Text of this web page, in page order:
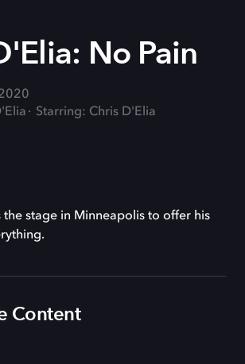
No Pain
Starring: Chris D'Elia
the stage in Minneapolis to offer his
Content